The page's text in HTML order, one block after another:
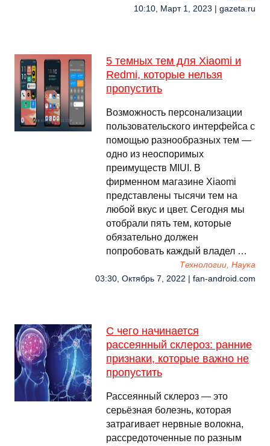
10:10, Март 1, 2023 | gazeta.ru
5 темных тем для Xiaomi и
Redmi, которые нельзя
пропустить
Возможность персонализации
пользовательского интерфейса с
помощью разнообразных тем —
одно из неоспоримых
преимуществ MIUI. В
фирменном магазине Xiaomi
представлены тысячи тем на
любой вкус и цвет. Сегодня мы
отобрали пять тем, которые
обязательно должен
попробовать каждый владел …
Технологии, Наука
03:30, Октябрь 7, 2022 | fan-android.com
С чего начинается
рассеянный склероз: ранние
признаки, которые важно не
пропустить
Рассеянный склероз — это
серьёзная болезнь, которая
затрагивает нервные волокна,
рассредоточенные по разным